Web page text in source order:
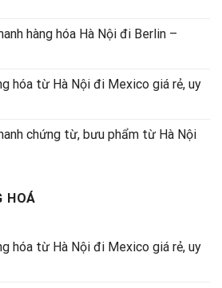
hàng hóa Hà Nội đi Berlin –
hóa từ Hà Nội đi Mexico giá rẻ, uy
chứng từ, bưu phẩm từ Hà Nội
HOÁ
hóa từ Hà Nội đi Mexico giá rẻ, uy